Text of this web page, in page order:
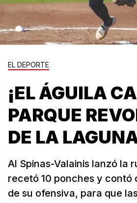
EL DEPORTE
¡EL ÁGUILA
PARQUE
DE LA
Al Spinas-Valainis lanzó la
recetó 10 ponches y contó
de su ofensiva, para que